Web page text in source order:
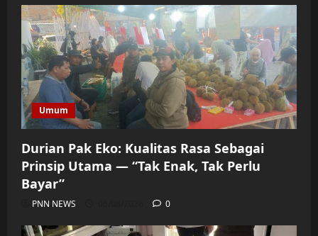
Umum
Durian Pak Eko: Kualitas Rasa Sebagai
Prinsip Utama — “Tak Enak, Tak Perlu
Bayar”
PNN NEWS 0